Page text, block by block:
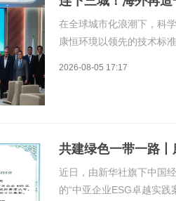
在全球城市化浪潮下，科
康恒环境以领先的技术标
（LampungRaya）与泗
2026-08-05 17:17
共建绿色一带一路
近日，由新华社旗下中国
的“中亚企业ESG卓越实